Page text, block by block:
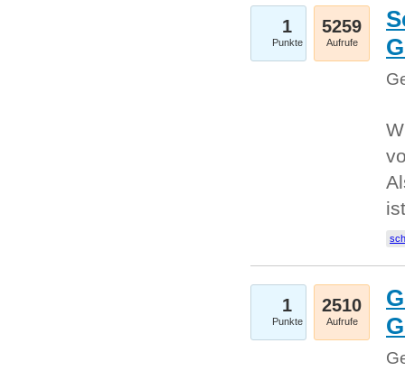
1
Punkte
5259
Aufrufe
1
Punkte
2510
Aufrufe